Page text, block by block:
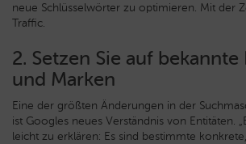
neue Schlüsselwörter zu optimieren. Mit der
Traffic.
2. Setzen Sie auf
und Marken
Eine der größten Änderungen in der
ist Googles neues Verständnis von Entitäten.
leicht zu erklären: Es sind bestimmte